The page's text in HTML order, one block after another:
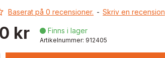
Baserat på 0 recensioner. - Skriv en recension
kr  Finns i lager
Artikelnummer: 912405